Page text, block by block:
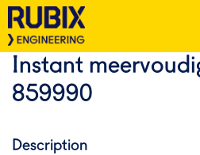
Instant
859990
Description